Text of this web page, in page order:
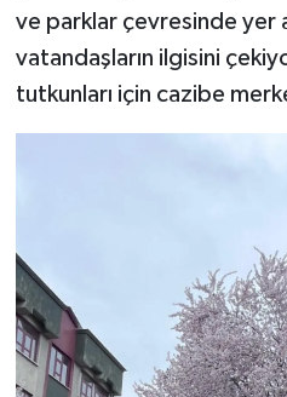
ve parklar çevresinde yer
vatandaşların ilgisini
tutkunları için cazibe
Taşköprü Haberleri
Tosya Haberleri
Teknoloji Haberleri
Siyaset Haberleri